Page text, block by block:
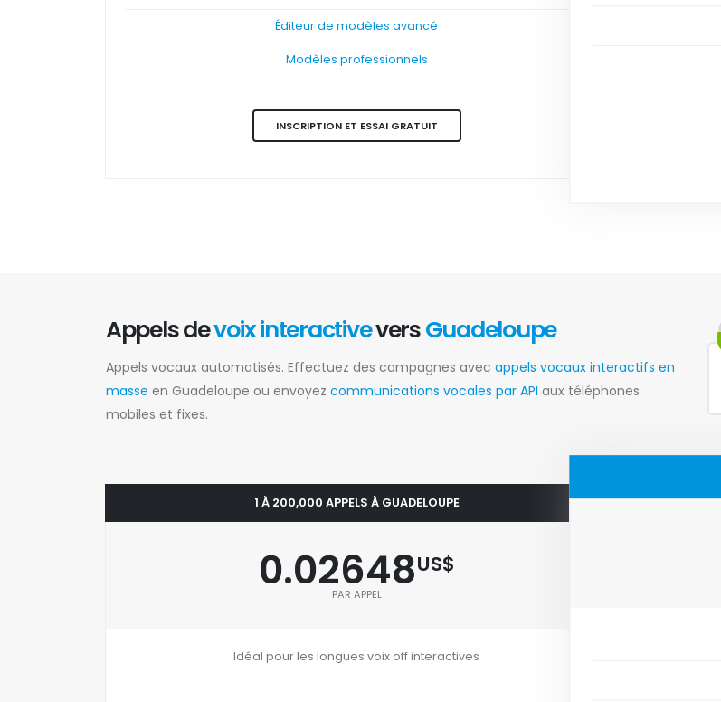
Éditeur de modèles avancé
Modèles professionnels
INSCRIPTION ET ESSAI GRATUIT
Appels devoix interactiveversGuadeloupe
Appels vocaux automatisés. Effectuez des campagnes avec appels vocaux interactifs en
masse en Guadeloupe ou envoyez communications vocales par API aux téléphones
mobiles et fixes.
1 À 200,000 APPELS À GUADELOUPE
0.02648US$
PAR APPEL
Idéal pour les longues voix off interactives